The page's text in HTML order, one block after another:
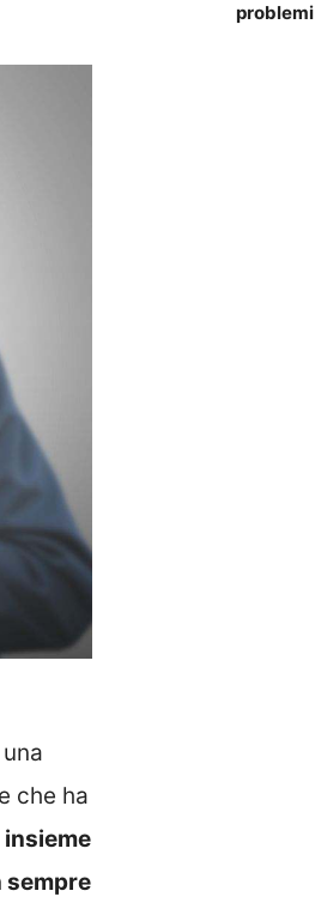
che ha
sempre
problemi